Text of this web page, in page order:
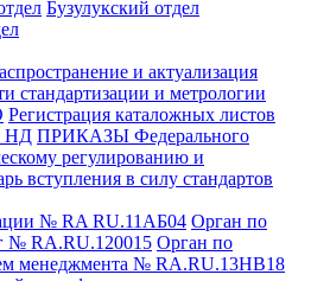
Бузулукский отдел
и актуализация
стандартизации и метрологии
Регистрация каталожных листов
НД ПРИКАЗЫ Федерального
регулированию и
вступления в силу стандартов
№ RA RU.11АБ04 Орган по
№ RA.RU.120015 Орган по
менеджмента № RA.RU.13HB18